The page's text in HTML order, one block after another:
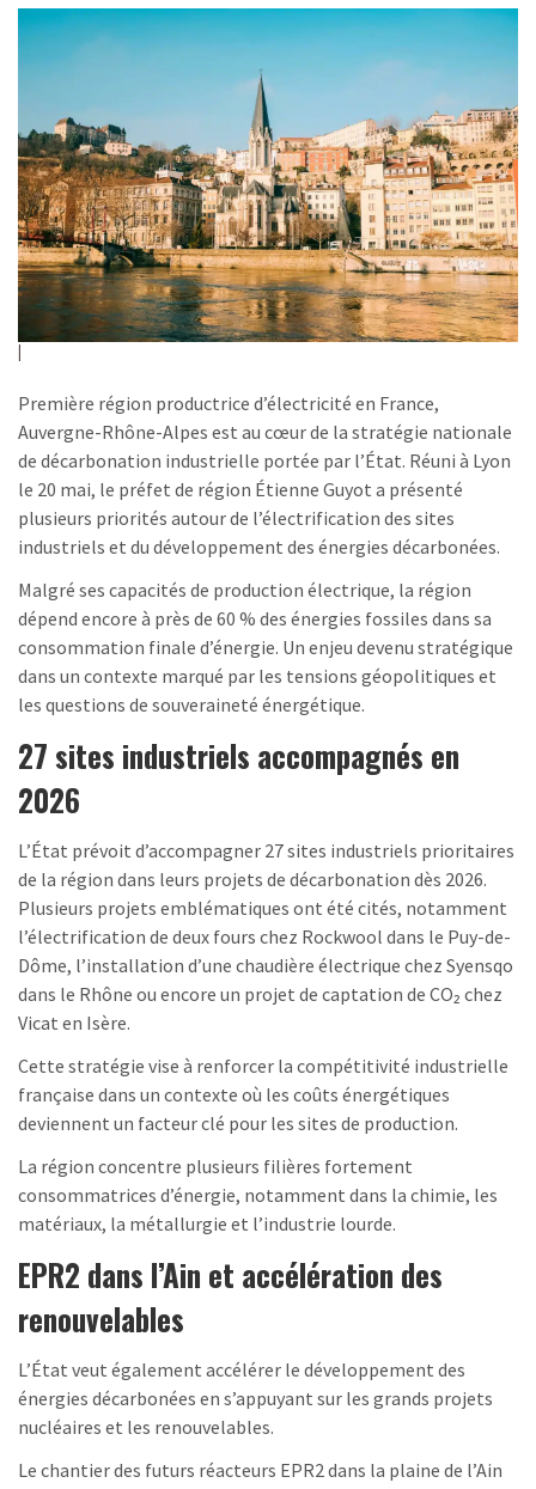
Première région productrice d’électricité en France,
Auvergne-Rhône-Alpes est au cœur de la stratégie nationale
de décarbonation industrielle portée par l’État. Réuni à Lyon
le 20 mai, le préfet de région Étienne Guyot a présenté
plusieurs priorités autour de l’électrification des sites
industriels et du développement des énergies décarbonées.
Malgré ses capacités de production électrique, la région
dépend encore à près de 60 % des énergies fossiles dans sa
consommation finale d’énergie. Un enjeu devenu stratégique
dans un contexte marqué par les tensions géopolitiques et
les questions de souveraineté énergétique.
27 sites industriels accompagnés en
2026
L’État prévoit d’accompagner 27 sites industriels prioritaires
de la région dans leurs projets de décarbonation dès 2026.
Plusieurs projets emblématiques ont été cités, notamment
l’électrification de deux fours chez Rockwool dans le Puy-de-
Dôme, l’installation d’une chaudière électrique chez Syensqo
dans le Rhône ou encore un projet de captation de CO₂ chez
Vicat en Isère.
Cette stratégie vise à renforcer la compétitivité industrielle
française dans un contexte où les coûts énergétiques
deviennent un facteur clé pour les sites de production.
La région concentre plusieurs filières fortement
consommatrices d’énergie, notamment dans la chimie, les
matériaux, la métallurgie et l’industrie lourde.
EPR2 dans l’Ain et accélération des
renouvelables
L’État veut également accélérer le développement des
énergies décarbonées en s’appuyant sur les grands projets
nucléaires et les renouvelables.
Le chantier des futurs réacteurs EPR2 dans la plaine de l’Ain